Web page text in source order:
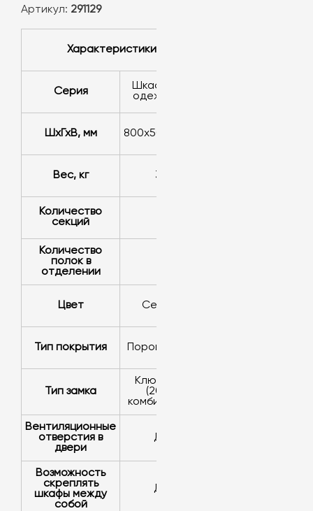
Артикул: 291129
Характеристики
Серия
Шкафы для
одежды LK
ШхГхВ, мм 800х500х1830
Вес, кг
Количество
секций
Количество
полок в
отделении
Цвет серый
Тип покрытия порошковое
Тип замка
ключевой
(2000
комбинаций)
Вентиляционные
отверстия в
двери
Возможность
скреплять
шкафы между
собой